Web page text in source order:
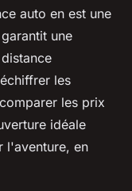
auto en est une
une
les
les prix
idéale
l'aventure, en